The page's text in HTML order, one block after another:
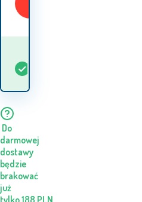
Do
darmowej
dostawy
będzie
brakować
już